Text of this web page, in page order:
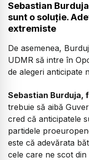
Sebastian
sunt o soluție.
extremiste
De asemenea,
UDMR să intre în
de alegeri anticipate
Sebastian Burduja,
trebuie să aibă
cred că anticipatele
partidele
este că adevărata
cele care ne scot